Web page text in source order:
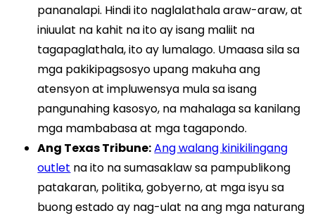
pananalapi. Hindi ito naglalathala araw-araw, at
iniuulat na kahit na ito ay isang maliit na
tagapaglathala, ito ay lumalago. Umaasa sila sa
mga pakikipagsosyo upang makuha ang
atensyon at impluwensya mula sa isang
pangunahing kasosyo, na mahalaga sa kanilang
mga mambabasa at mga tagapondo.
Ang Texas Tribune:Ang walang kinikilingang
outlet na ito na sumasaklaw sa pampublikong
patakaran, politika, gobyerno, at mga isyu sa
buong estado ay nag-ulat na ang mga naturang